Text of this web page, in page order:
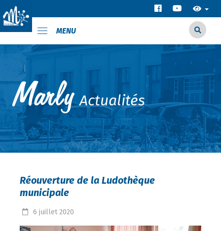
MENU
Actualités
Réouverture de la Ludothèque
municipale
6 juillet 2020